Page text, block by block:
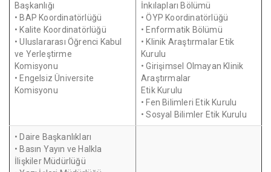
Başkanlığı
• BAP Koordinatörlüğü
• Kalite Koordinatörlüğü
• Uluslararası Öğrenci Kabul
ve Yerleştirme
Komisyonu
• Engelsiz Üniversite
Komisyonu
İnkılapları Bölümü
• ÖYP Koordinatörlüğü
• Enformatik Bölümü
• Klinik Araştırmalar Etik
Kurulu
• Girişimsel Olmayan Klinik
Araştırmalar
Etik Kurulu
• Fen Bilimleri Etik Kurulu
• Sosyal Bilimler Etik Kurulu
• Daire Başkanlıkları
• Basın Yayın ve Halkla
İlişkiler Müdürlüğü